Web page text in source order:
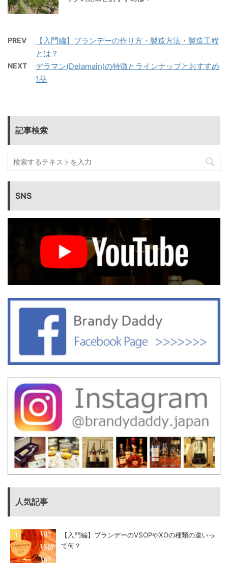
PREV
【入門編】ブランデーの作り方・製造方法・製造工程
とは？
NEXT
デラマン(Delamain)の特徴とラインナップとおすすめ
1品
記事検索
SNS
人気記事
【入門編】ブランデーのVSOPやXOの種類の違いっ
て何？